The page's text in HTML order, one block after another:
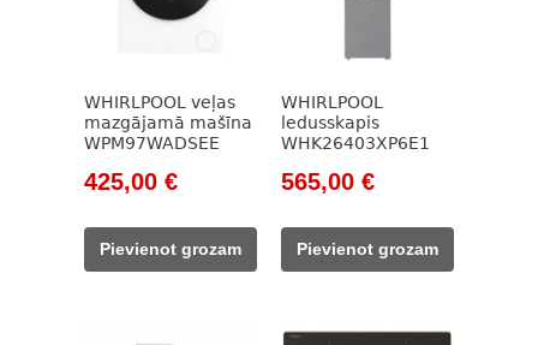
WHIRLPOOL veļas
mazgājamā mašīna
WPM97WADSEE
Original
was:
528,00 €.
425,00 €Current
425,00 €.
Pievienot grozam
WHIRLPOOL
ledusskapis
WHK26403XP6E1
Original
was:
730,00 €.
565,00 €Current
565,00 €.
Pievienot grozam